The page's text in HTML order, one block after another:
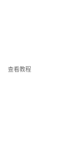
查看教程